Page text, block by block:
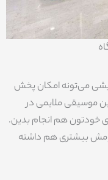
می‌تونه امکان پخش
موسیقی ملایمی در
خودتون هم انجام بدین.
بیشتری هم داشته